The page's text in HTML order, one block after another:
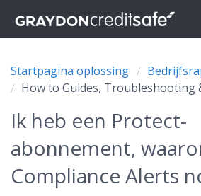
Startpagina oplossing
How to Guides, Troubleshooting
Ik heb een Protect-
abonnement,
Compliance Alerts